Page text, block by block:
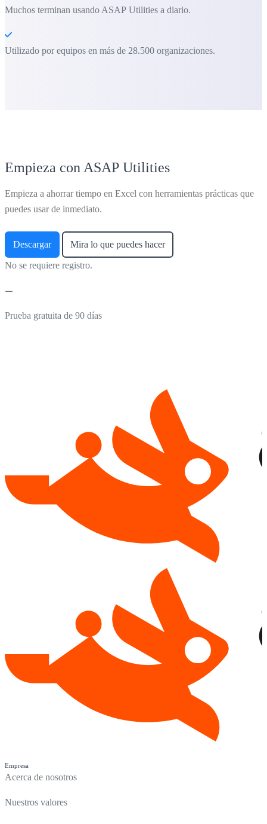
Muchos terminan usando ASAP Utilities a diario.
Utilizado por equipos en más de 28.500 organizaciones.
Empieza con ASAP Utilities
Empieza a ahorrar tiempo en Excel con herramientas prácticas que
puedes usar de inmediato.
Descargar Mira lo que puedes hacer
No se requiere registro.
Prueba gratuita de 90 días
Empresa
Acerca de nosotros
Nuestros valores